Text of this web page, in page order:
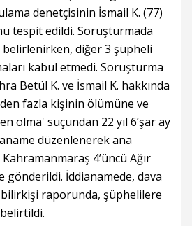
denetçisinin İsmail K. (77)
tespit edildi. Soruşturmada
belirlenirken, diğer 3 şüpheli
kabul etmedi. Soruşturma
Betül K. ve İsmail K. hakkında
fazla kişinin ölümüne ve
olma' suçundan 22 yıl 6’şar ay
düzenlenerek ana
4’üncü Ağır
gönderildi. İddianamede, dava
bilirkişi raporunda, şüphelilere
belirtildi.